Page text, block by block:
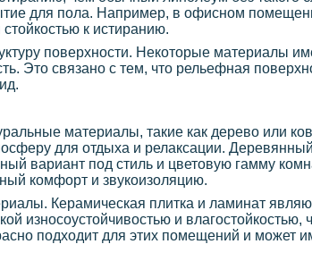
для пола. Например, в офисном
к истиранию.
поверхности. Некоторые материалы
Это связано с тем, что рельефная
материалы, такие как дерево или
для отдыха и релаксации.
вариант под стиль и цветовую гамму
комфорт и звукоизоляцию.
Керамическая плитка и ламинат
износоустойчивостью и влагостойкостью,
подходит для этих помещений и может